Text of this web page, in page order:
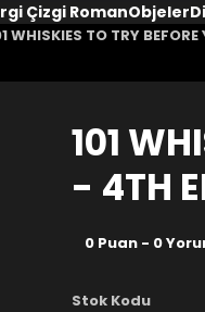
Çizgi RomanObjeler
WHISKIES TO TRY
101
- 4TH
0 Puan - 0
Stok Kodu